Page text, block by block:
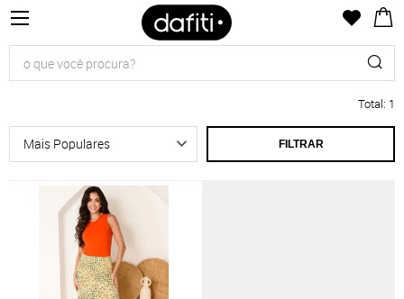
Total: 1
FILTRAR